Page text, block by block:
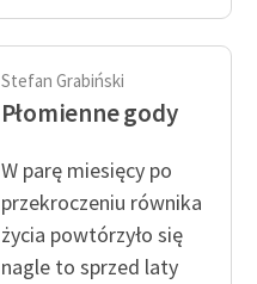
Stefan Grabiński
Płomienne gody
W parę miesięcy po
przekroczeniu równika
życia powtórzyło się
nagle to sprzed laty